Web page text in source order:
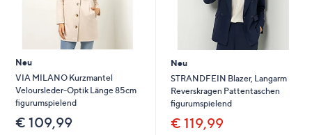
Neu
VIA MILANO Kurzmantel
Veloursleder-Optik Länge 85cm
figurumspielend
€ 109,99
Neu
STRANDFEIN Blazer, Langarm
Reverskragen Pattentaschen
figurumspielend
€ 119,99